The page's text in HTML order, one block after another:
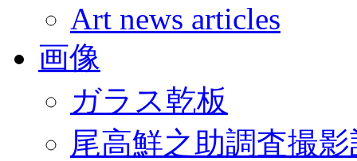
Art news articles
画像
ガラス乾板
尾高鮮之助調査撮